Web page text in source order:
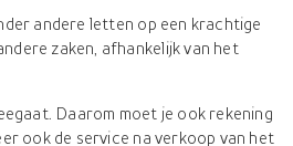
andere letten op een krachtige
zaken, afhankelijk van het
Daarom moet je ook rekening
ook de service na verkoop van het